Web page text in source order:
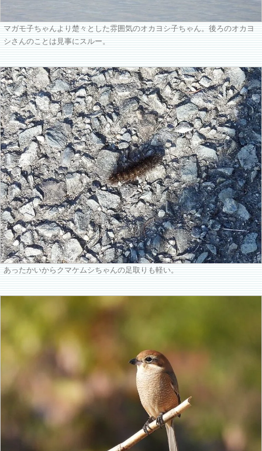
マガモ子ちゃんより楚々とした雰囲気のオカヨシ子ちゃん。後ろのオカヨ
シさんのことは見事にスルー。
あったかいからクマケムシちゃんの足取りも軽い。